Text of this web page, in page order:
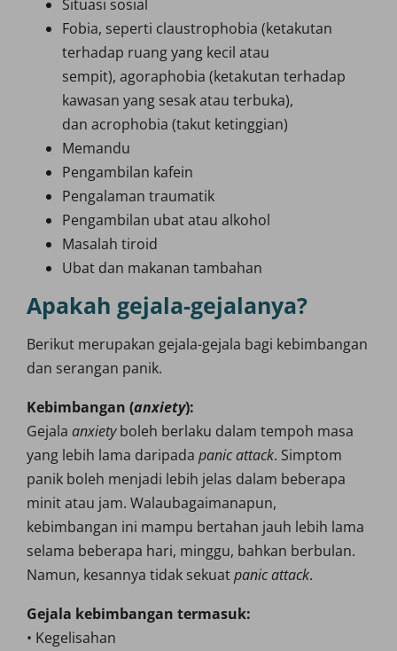
Situasi sosial
Fobia, seperti claustrophobia (ketakutan
terhadap ruang yang kecil atau
sempit), agoraphobia (ketakutan terhadap
kawasan yang sesak atau terbuka),
dan acrophobia (takut ketinggian)
Memandu
Pengambilan kafein
Pengalaman traumatik
Pengambilan ubat atau alkohol
Masalah tiroid
Ubat dan makanan tambahan
Apakah gejala-gejalanya?
Berikut merupakan gejala-gejala bagi kebimbangan
dan serangan panik.
Kebimbangan (anxiety):
Gejala anxietyboleh berlaku dalam tempoh masa
yang lebih lama daripada panic attack. Simptom
panik boleh menjadi lebih jelas dalam beberapa
minit atau jam. Walaubagaimanapun,
kebimbangan ini mampu bertahan jauh lebih lama
selama beberapa hari, minggu, bahkan berbulan.
Namun, kesannya tidak sekuatpanic attack.
Gejala kebimbangan termasuk:
• Kegelisahan